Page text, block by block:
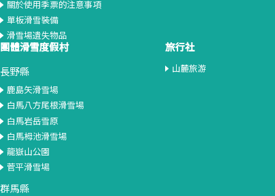
關於使用季票的注意事項
單板滑雪裝備
滑雪場遺失物品
團體滑雪度假村
長野縣
鹿島矢滑雪場
白馬八方尾根滑雪場
白馬岩岳雪原
白馬栂池滑雪場
龍嶽山公園
菅平滑雪場
群馬縣
旅行社
山麓旅游